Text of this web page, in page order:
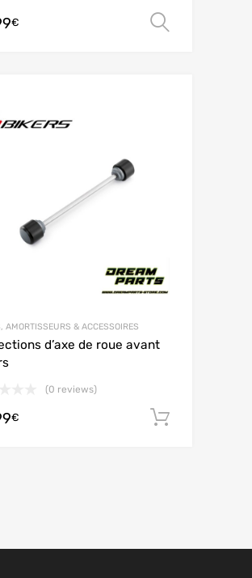
€
AMORTISSEURS & ACCESSOIRES
d’axe de roue avant
(0 reviews)
€